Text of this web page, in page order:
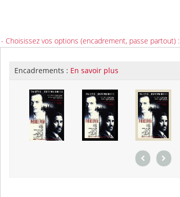
Choisissez vos options (encadrement, passe partout) :
Encadrements : En savoir plus